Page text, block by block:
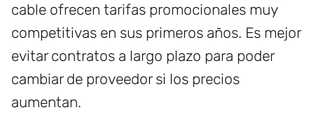
cable ofrecen tarifas promocionales muy
competitivas en sus primeros años. Es mejor
evitar contratos a largo plazo para poder
cambiar de proveedor si los precios
aumentan.